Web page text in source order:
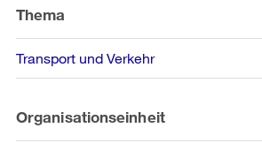
Informationen
Thema
Transport und Verkehr
Organisationseinheit